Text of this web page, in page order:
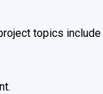
topics